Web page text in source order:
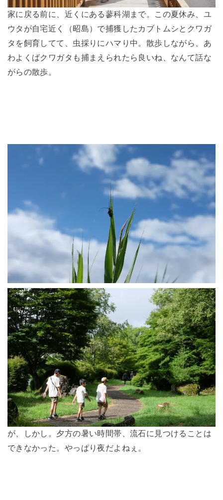
家に戻る前に、近くにある蓼科湖まで。この夏休み、ユ
ウタが自宅近く（昭島）で捕獲したカブトムシとクワガ
タを飼育してて、虫採りにハマり中。散歩しながら、あ
わよくばクワガタも捕まえられたら良いね、なんて話な
がらの散歩。
が、しかし。夕方の暑い時間帯、流石に見つけることは
できなかった。やっぱり夜だよねぇ。